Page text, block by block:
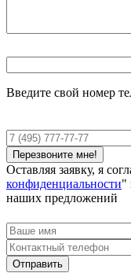
Введите свой номер
Оставляя заявку, я
конфиденциальности"
наших предложений